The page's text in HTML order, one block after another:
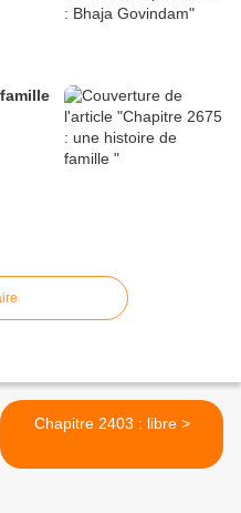
Chapitre 2403 : libre >